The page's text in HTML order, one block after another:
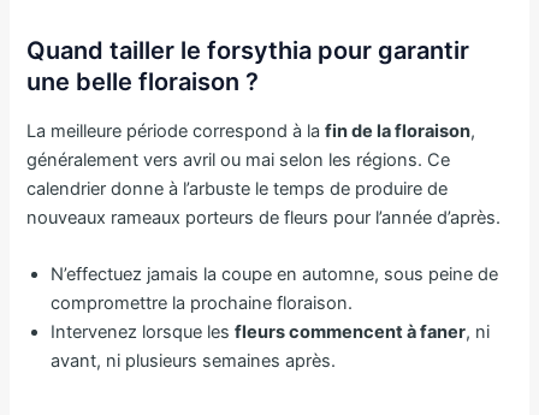
Quand tailler le forsythia pour garantir
une belle floraison ?
La meilleure période correspond à lafin de la floraison,
généralement vers avril ou mai selon les régions. Ce
calendrier donne à l’arbuste le temps de produire de
nouveaux rameaux porteurs de fleurs pour l’année d’après.
N’effectuez jamais la coupe en automne, sous peine de
compromettre la prochaine floraison.
Intervenez lorsque lesfleurs commencent à faner, ni
avant, ni plusieurs semaines après.